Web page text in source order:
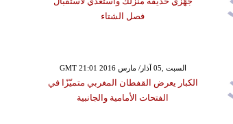
فصل الشتاء
GMT 21:01 2016 السبت ,05 آذار/ مارس
الكبار يعرض القفطان المغربي متميّزًا في
الفتحات الأمامية والجانبية